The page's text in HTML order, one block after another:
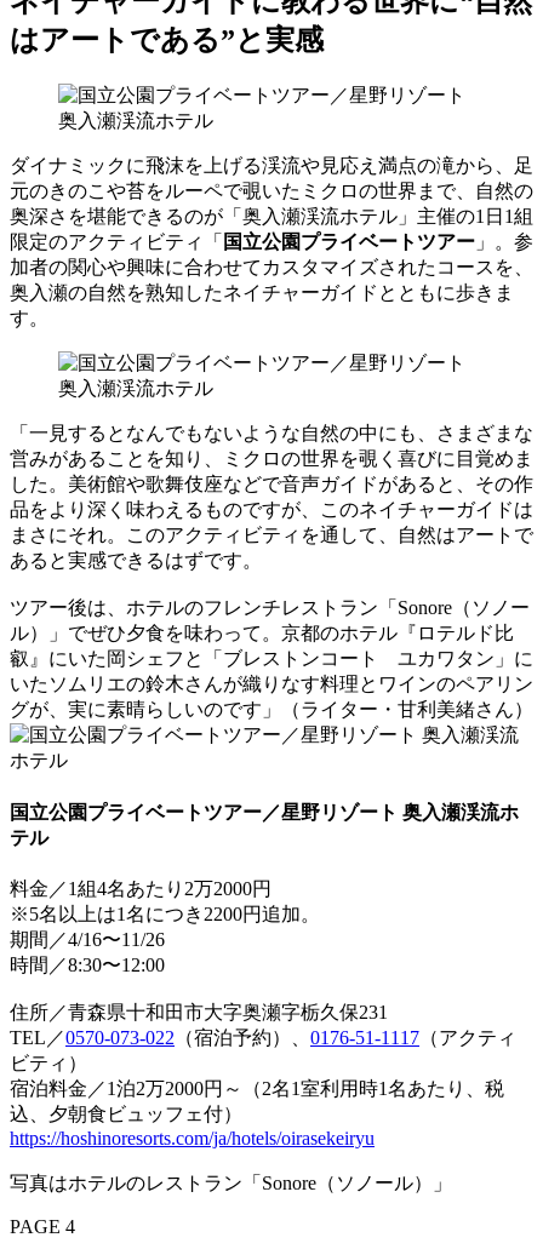
はアートである”と実感
ダイナミックに飛沫を上げる渓流や見応え満点の滝から、足
元のきのこや苔をルーペで覗いたミクロの世界まで、自然の
奥深さを堪能できるのが「奥入瀬渓流ホテル」主催の1日1組
限定のアクティビティ「 国立公園プライベートツアー 」。参
加者の関心や興味に合わせてカスタマイズされたコースを、
奥入瀬の自然を熟知したネイチャーガイドとともに歩きま
す。
「一見するとなんでもないような自然の中にも、さまざまな
営みがあることを知り、ミクロの世界を覗く喜びに目覚めま
した。美術館や歌舞伎座などで音声ガイドがあると、その作
品をより深く味わえるものですが、このネイチャーガイドは
まさにそれ。このアクティビティを通して、自然はアートで
あると実感できるはずです。
ツアー後は、ホテルのフレンチレストラン「Sonore（ソノー
ル）」でぜひ夕食を味わって。京都のホテル『ロテルド比
叡』にいた岡シェフと「ブレストンコート ユカワタン」に
いたソムリエの鈴木さんが織りなす料理とワインのペアリン
グが、実に素晴らしいのです」（ライター・甘利美緒さん）
国立公園プライベートツアー／星野リゾート 奥入瀬渓流ホ
テル
料金／1組4名あたり2万2000円
※5名以上は1名につき2200円追加。
期間／4/16〜11/26
時間／8:30〜12:00
住所／青森県十和田市大字奥瀬字栃久保231
TEL／0570-073-022 （宿泊予約）、 0176-51-1117 （アクティ
ビティ）
宿泊料金／1泊2万2000円～（2名1室利用時1名あたり、税
込、夕朝食ビュッフェ付）
https://hoshinoresorts.com/ja/hotels/oirasekeiryu
写真はホテルのレストラン「Sonore（ソノール）」
PAGE 4